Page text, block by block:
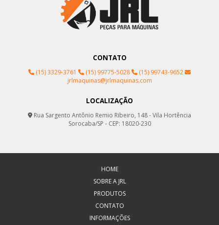
CONTATO
(15) 3329-3761 (15) 99775-5028
(15) 99743-9652
jrlmaquinas@jrlmaquinas.com
LOCALIZAÇÃO
Rua Sargento Antônio Remio Ribeiro, 148 - Vila Hortência
Sorocaba/SP - CEP: 18020-230
HOME
SOBRE A JRL
PRODUTOS
CONTATO
INFORMAÇÕES